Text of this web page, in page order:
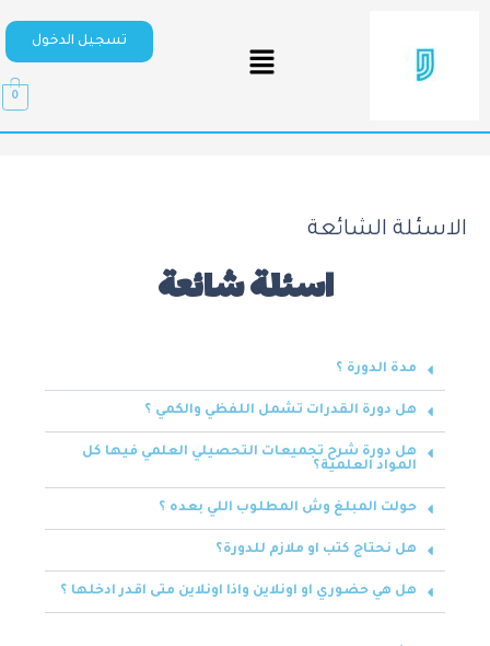
تسجيل الدخول
0
الاسئلة الشائعة
اسئلة شائعة
مدة الدورة ؟
هل دورة القدرات تشمل اللفظي والكمي ؟
هل دورة شرح تجميعات التحصيلي العلمي فيها كل
المواد العلمية؟
حولت المبلغ وش المطلوب اللي بعده ؟
هل نحتاج كتب او ملازم للدورة؟
هل هي حضوري او اونلاين واذا اونلاين متى اقدر ادخلها ؟